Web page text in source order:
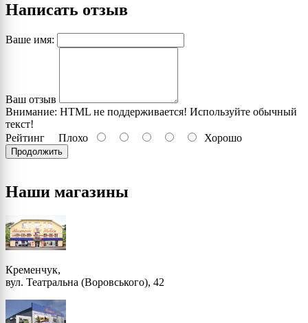
Написать отзыв
Ваше имя:
Ваш отзыв
Внимание: HTML не поддерживается! Используйте обычный
текст!
Рейтинг Плохо Хорошо
Продолжить
Наши магазины
Кременчук,
вул. Театральна (Воровського), 42